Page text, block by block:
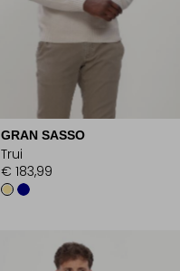
GRAN SASSO
Trui
€ 183,99